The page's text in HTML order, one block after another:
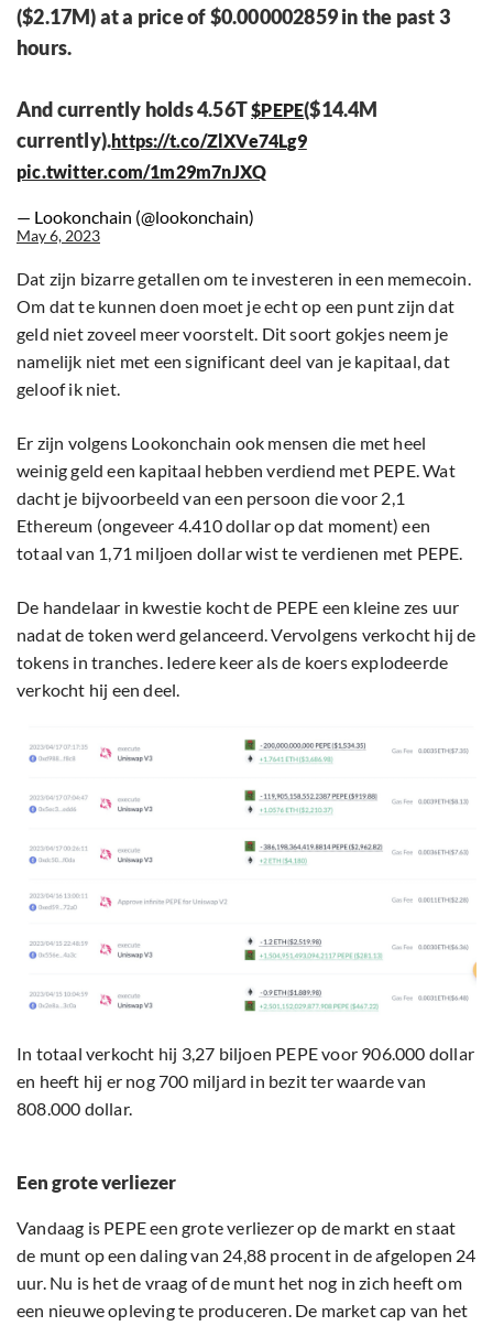
($2.17M) at a price of $0.000002859 in the past 3
hours.
And currently holds 4.56T$PEPE($14.4M
currently).https://t.co/ZlXVe74Lg9
pic.twitter.com/1m29m7nJXQ
— Lookonchain (@lookonchain)
May 6, 2023
Dat zijn bizarre getallen om te investeren in een memecoin.
Om dat te kunnen doen moet je echt op een punt zijn dat
geld niet zoveel meer voorstelt. Dit soort gokjes neem je
namelijk niet met een significant deel van je kapitaal, dat
geloof ik niet.
Er zijn volgens Lookonchain ook mensen die met heel
weinig geld een kapitaal hebben verdiend met PEPE. Wat
dacht je bijvoorbeeld van een persoon die voor 2,1
Ethereum (ongeveer 4.410 dollar op dat moment) een
totaal van 1,71 miljoen dollar wist te verdienen met PEPE.
De handelaar in kwestie kocht de PEPE een kleine zes uur
nadat de token werd gelanceerd. Vervolgens verkocht hij de
tokens in tranches. Iedere keer als de koers explodeerde
verkocht hij een deel.
In totaal verkocht hij 3,27 biljoen PEPE voor 906.000 dollar
en heeft hij er nog 700 miljard in bezit ter waarde van
808.000 dollar.
Een grote verliezer
Vandaag is PEPE een grote verliezer op de markt en staat
de munt op een daling van 24,88 procent in de afgelopen 24
uur. Nu is het de vraag of de munt het nog in zich heeft om
een nieuwe opleving te produceren. De market cap van het